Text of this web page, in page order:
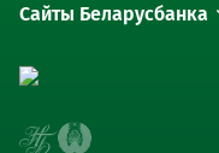
Сайты Беларусбанка